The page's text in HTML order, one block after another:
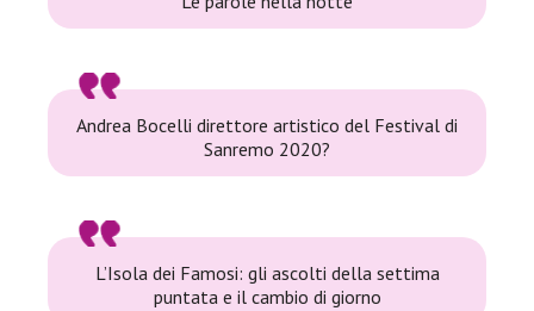
Andrea Bocelli direttore artistico del Festival di
Sanremo 2020?
L’Isola dei Famosi: gli ascolti della settima
puntata e il cambio di giorno